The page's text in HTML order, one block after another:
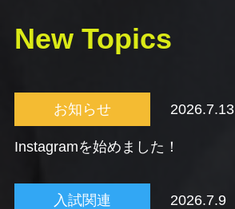
New Topics
お知らせ 2026.7.13
Instagramを始めました！
入試関連 2026.7.9